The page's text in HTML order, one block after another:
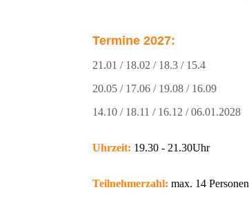
Termine 2027:
21.01 / 18.02 / 18.3 / 15.4
20.05 / 17.06 / 19.08 / 16.09
14.10 / 18.11 / 16.12 / 06.01.2028
Uhrzeit: 19.30 - 21.30Uhr
Teilnehmerzahl: max. 14 Personen